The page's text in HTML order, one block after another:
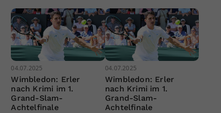
04.07.2025
Wimbledon: Erler
nach Krimi im 1.
Grand-Slam-
Achtelfinale
04.07.2025
Wimbledon: Erler
nach Krimi im 1.
Grand-Slam-
Achtelfinale